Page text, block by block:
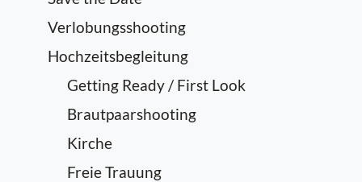
Verlobungsshooting
Hochzeitsbegleitung
Getting Ready / First Look
Brautpaarshooting
Kirche
Freie Trauung